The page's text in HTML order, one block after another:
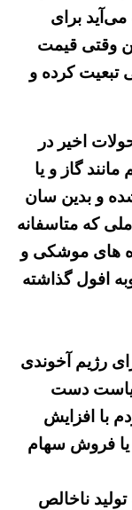
برای
وقتی قیمت
تبعیت کرده و
اخیر در
گاز و یا
و بدین سان
که متاسفانه
های موشکی و
افول گذاشته
رژیم آخوندی
دست
با افزایش
یا فروش سهام
ناخالص